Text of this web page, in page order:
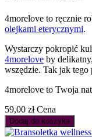
4morelove to ręcznie
olejkami eterycznymi.
Wystarczy pokropić
4morelove by
wszędzie. Tak jak tego
4morelove to Twoja
59,00 zł Cena
Dodaj do koszyka